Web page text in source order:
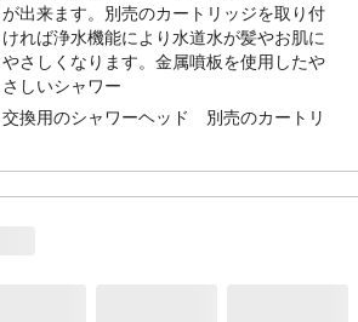
が出来ます。別売のカートリッジを取り付
ければ浄水機能により水道水が髪やお肌に
やさしくなります。金属噴板を使用したや
さしいシャワー
交換用のシャワーヘッド 別売のカートリ
ご使用中のシャワーヘッドを取り外し同じ